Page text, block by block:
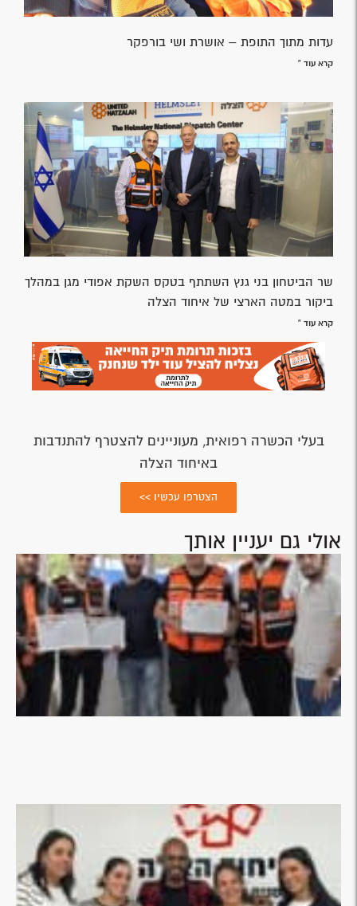
עדות מתוך התופת – אושרת ושי בורפקר
קרא עוד »
שר הביטחון בני גנץ השתתף בטקס השקת אפודי מגן במהלך
ביקור במטה הארצי של איחוד הצלה
קרא עוד »
בעלי הכשרה רפואית, מעוניינים להצטרף להתנדבות
באיחוד הצלה
הצטרפו עכשיו >>
אולי גם יעניין אותך